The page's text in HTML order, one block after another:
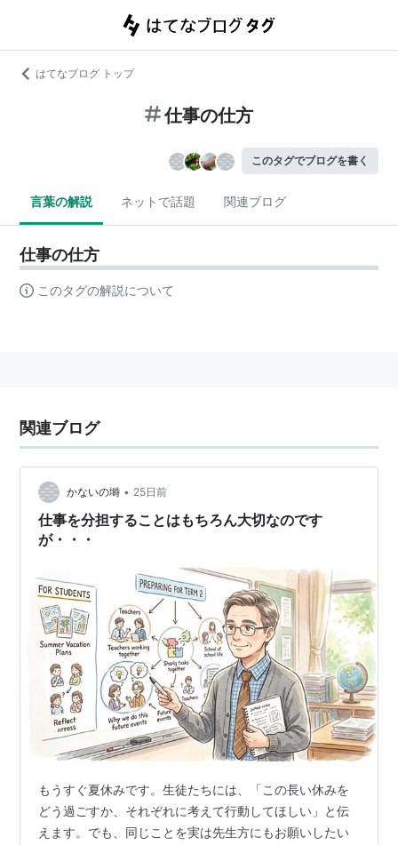
はてなブログ トップ
仕事の仕方
このタグでブログを書く
言葉の解説 ネットで話題 関連ブログ
仕事の仕方
このタグの解説について
関連ブログ
かないの塒 • 25日前
仕事を分担することはもちろん大切なのです
が・・・
もうすぐ夏休みです。生徒たちには、「この長い休みを
どう過ごすか、それぞれに考えて行動してほしい」と伝
えます。でも、同じことを実は先生方にもお願いしたい